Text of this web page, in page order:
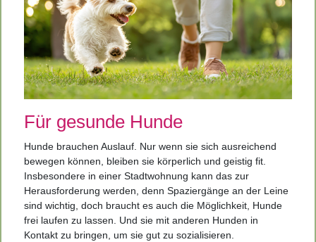
Für gesunde Hunde
Hunde brauchen Auslauf. Nur wenn sie sich ausreichend
bewegen können, bleiben sie körperlich und geistig fit.
Insbesondere in einer Stadtwohnung kann das zur
Herausforderung werden, denn Spaziergänge an der Leine
sind wichtig, doch braucht es auch die Möglichkeit, Hunde
frei laufen zu lassen. Und sie mit anderen Hunden in
Kontakt zu bringen, um sie gut zu sozialisieren.